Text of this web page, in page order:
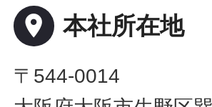
place 本社所在地
〒544-0014